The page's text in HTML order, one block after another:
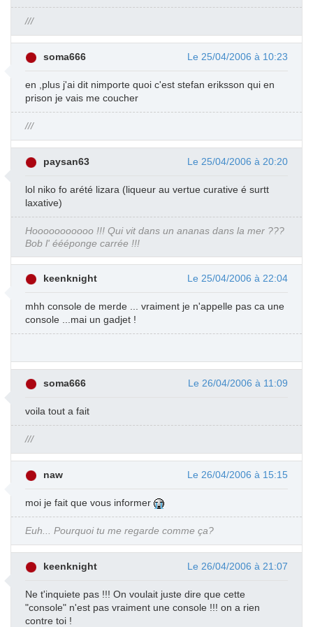
///
soma666 Le 25/04/2006 à 10:23
en ,plus j'ai dit nimporte quoi c'est stefan eriksson qui en
prison je vais me coucher
///
paysan63 Le 25/04/2006 à 20:20
lol niko fo arété lizara (liqueur au vertue curative é surtt
laxative)
Hooooooooooo !!! Qui vit dans un ananas dans la mer ???
Bob l' éééponge carrée !!!
keenknight Le 25/04/2006 à 22:04
mhh console de merde ... vraiment je n'appelle pas ca une
console ...mai un gadjet !
soma666 Le 26/04/2006 à 11:09
voila tout a fait
///
naw Le 26/04/2006 à 15:15
moi je fait que vous informer
Euh... Pourquoi tu me regarde comme ça?
keenknight Le 26/04/2006 à 21:07
Ne t'inquiete pas !!! On voulait juste dire que cette
"console" n'est pas vraiment une console !!! on a rien
contre toi !